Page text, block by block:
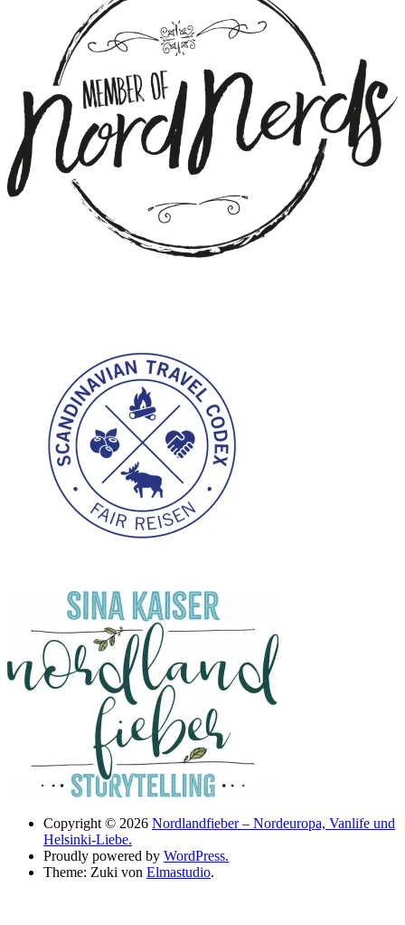
Copyright © 2026 Nordlandfieber – Nordeuropa, Vanlife und
Helsinki-Liebe.
Proudly powered by WordPress.
Theme: Zuki von Elmastudio.